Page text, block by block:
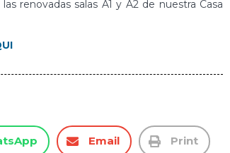
renovadas salas A1 y A2 de nuestra Casa
Email Print